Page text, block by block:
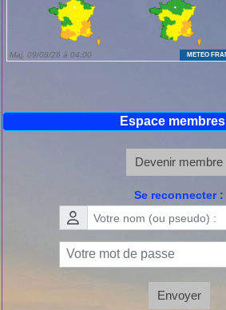
Espace membres
Devenir membre
Se reconnecter :
Envoyer